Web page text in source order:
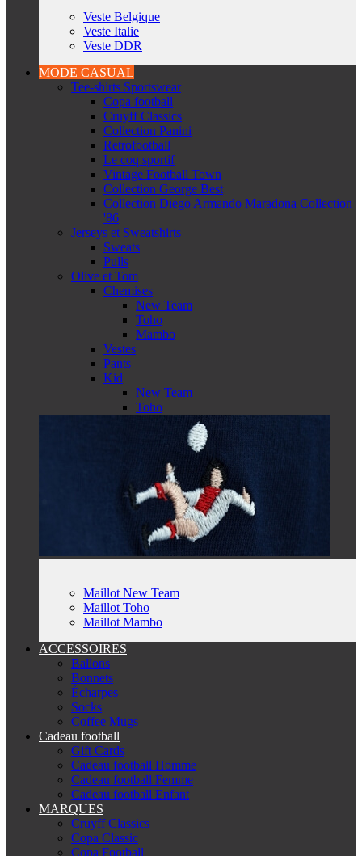
Veste Belgique
Veste Italie
Veste DDR
MODE CASUAL
Tee-shirts Sportswear
Copa football
Cruyff Classics
Collection Panini
Retrofootball
Le coq sportif
Vintage Football Town
Collection George Best
Collection Diego Armando Maradona Collection
'86
Jerseys et Sweatshirts
Sweats
Pulls
Olive et Tom
Chemises
New Team
Toho
Mambo
Vestes
Pants
Kid
New Team
Toho
Maillot New Team
Maillot Toho
Maillot Mambo
ACCESSOIRES
Ballons
Bonnets
Écharpes
Socks
Coffee Mugs
Cadeau football
Gift Cards
Cadeau football Homme
Cadeau football Femme
Cadeau football Enfant
MARQUES
Cruyff Classics
Copa Classic
Copa Football